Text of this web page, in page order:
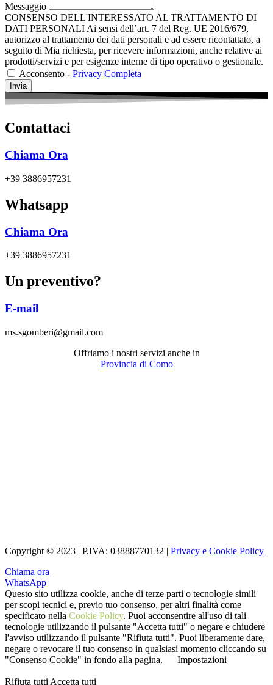
Messaggio
CONSENSO DELL'INTERESSATO AL TRATTAMENTO DI
DATI PERSONALI Ai sensi dell’art. 7 del Reg. UE 2016/679,
autorizzo al trattamento dei dati personali e ad essere ricontattato, a
seguito di Mia richiesta, per ricevere informazioni, anche relative ai
prodotti/servizi e per esigenze interne di tipo operativo o gestionale.
Acconsento - Privacy Completa
Invia
Contattaci
Chiama Ora
+39 3886957231
Whatsapp
Chiama Ora
+39 3886957231
Un preventivo?
E-mail
ms.sgomberi@gmail.com
Offriamo i nostri servizi anche in
Provincia di Como
Copyright © 2023 | P.IVA: 03888770132 | Privacy e Cookie Policy
Chiama ora
WhatsApp
Questo sito utilizza cookie, anche di terze parti o tecnologie simili
per scopi tecnici e, previo tuo consenso, per altri finalità come
specificato nella Cookie Policy. Puoi acconsentire all'uso di tali
tecnologie utilizzando il pulsante "Accetta tutti" o negare e chiudere
l'avviso utilizzando il pulsante "Rifiuta tutti". Puoi liberamente dare,
negare o revocare il tuo consenso in qualsiasi momento cliccando su
"Consenso Cookie" in fondo alla pagina.
Impostazioni
Rifiuta tutti Accetta tutti